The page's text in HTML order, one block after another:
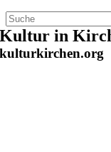
Zum
Inhalt
springen
Kultur in
kulturkirchen.org